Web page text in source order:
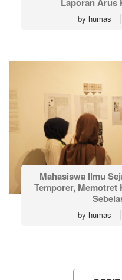
by humas
Mahasiswa Ilmu
Temporer, Memotret
by humas